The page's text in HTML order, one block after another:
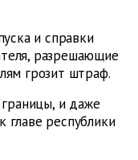
и справки
разрешающие
грозит штраф.
границы, и даже
республики